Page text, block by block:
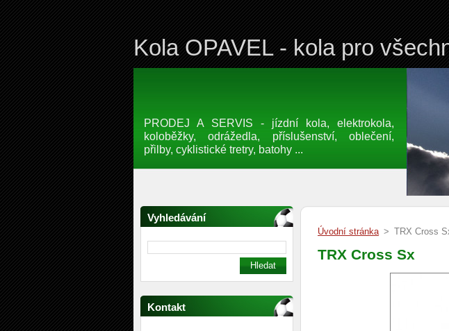
Kola OPAVEL - kola pro
PRODEJ A SERVIS - jízdní kola, elektrokola,
koloběžky, odrážedla, příslušenství, oblečení,
přilby, cyklistické tretry, batohy ...
Vyhledávání
Kontakt
Úvodní stránka > TRX Cross
TRX Cross Sx